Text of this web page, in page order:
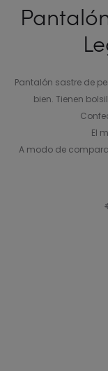
Pantalón sastre de
bien. Tienen
El
A modo de